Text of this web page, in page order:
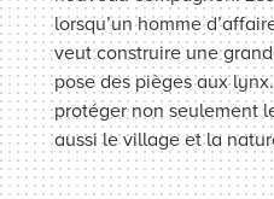
lorsqu’un homme
veut construire une
pose des pièges aux
protéger non seulement
aussi le village et la